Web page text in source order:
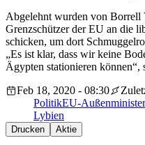
Abgelehnt wurden von Borrell
Grenzschützer der EU an die
schicken, um dort
„Es ist klar, dass wir keine
Ägypten stationieren können“,
Feb 18, 2020 - 08:30
PolitikEU-Außenminister
Lybien
Drucken Aktie